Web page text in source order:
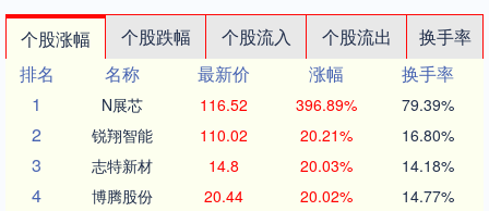
个股涨幅 个股跌幅 个股流入 个股流出
换手率
排名
名称 最新价 涨幅
换手率
1
N展芯 116.52 396.89% 79.39%
2 锐翔智能 110.02 20.21% 16.80%
3 志特新材 14.8 20.03% 14.18%
4 博腾股份 20.44 20.02% 14.77%